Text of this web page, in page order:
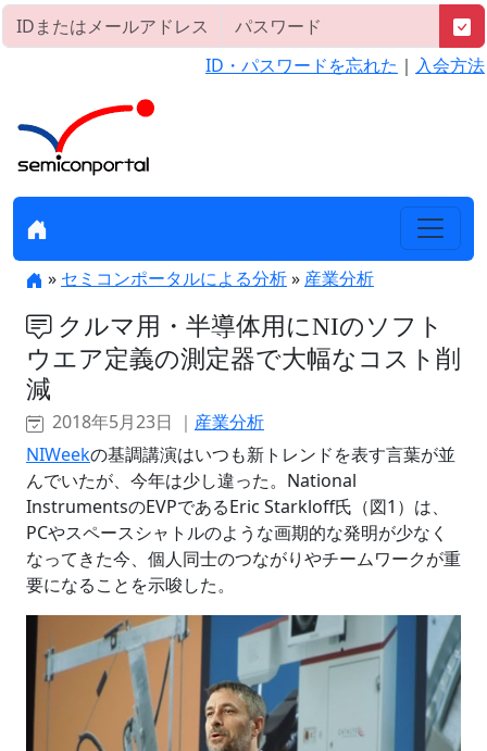
ID・パスワードを忘れた ｜ 入会方法
» セミコンポータルによる分析» 産業分析
クルマ用・半導体用にNIのソフト
ウエア定義の測定器で大幅なコスト削
減
2018年5月23日 ｜ 産業分析
NIWeekの基調講演はいつも新トレンドを表す言葉が並
んでいたが、今年は少し違った。National
InstrumentsのEVPであるEric Starkloff氏（図1）は、
PCやスペースシャトルのような画期的な発明が少なく
なってきた今、個人同士のつながりやチームワークが重
要になることを示唆した。